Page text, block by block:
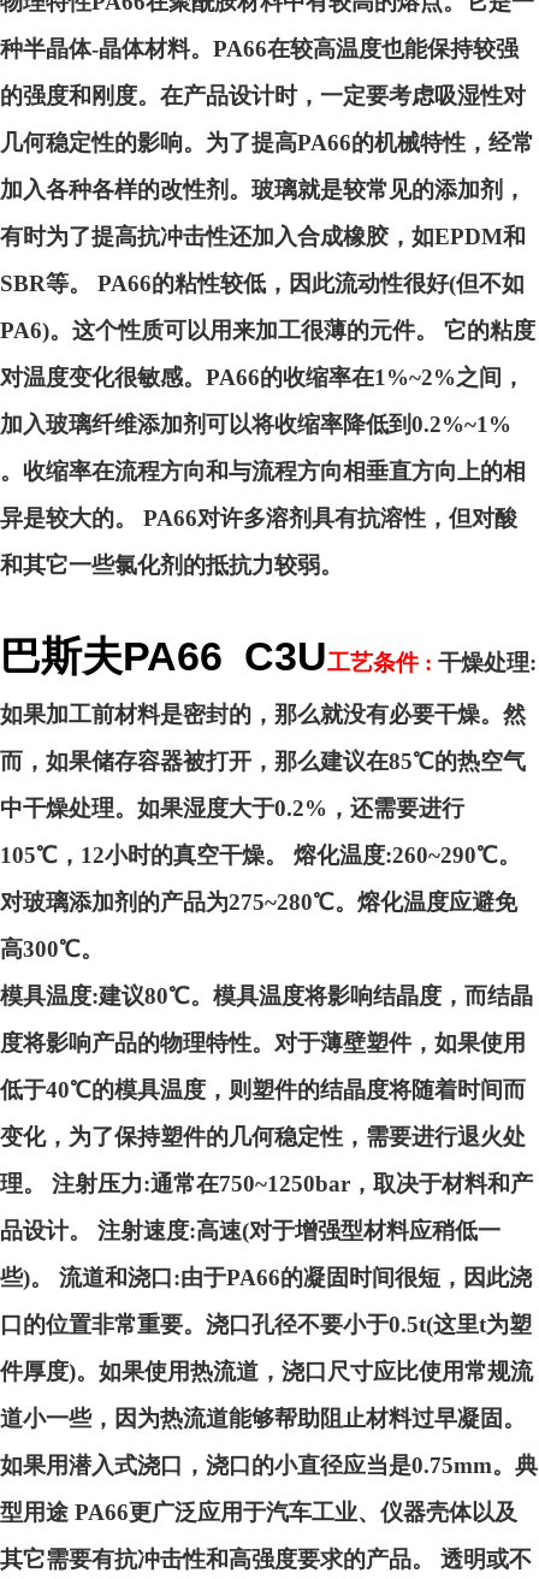
种半晶体-晶体材料。PA66在较高温度也能保持较强
的强度和刚度。在产品设计时，一定要考虑吸湿性对
几何稳定性的影响。为了提高PA66的机械特性，经常
加入各种各样的改性剂。玻璃就是较常见的添加剂，
有时为了提高抗冲击性还加入合成橡胶，如EPDM和
SBR等。 PA66的粘性较低，因此流动性很好(但不如
PA6)。这个性质可以用来加工很薄的元件。 它的粘度
对温度变化很敏感。PA66的收缩率在1%~2%之间，
加入玻璃纤维添加剂可以将收缩率降低到0.2%~1%
。收缩率在流程方向和与流程方向相垂直方向上的相
异是较大的。 PA66对许多溶剂具有抗溶性，但对酸
和其它一些氯化剂的抵抗力较弱。
巴斯夫PA66 C3U工艺条件 : 干燥处理:
如果加工前材料是密封的，那么就没有必要干燥。然
而，如果储存容器被打开，那么建议在85℃的热空气
中干燥处理。如果湿度大于0.2%，还需要进行
105℃，12小时的真空干燥。 熔化温度:260~290℃。
对玻璃添加剂的产品为275~280℃。熔化温度应避免
高300℃。
模具温度:建议80℃。模具温度将影响结晶度，而结晶
度将影响产品的物理特性。对于薄壁塑件，如果使用
低于40℃的模具温度，则塑件的结晶度将随着时间而
变化，为了保持塑件的几何稳定性，需要进行退火处
理。 注射压力:通常在750~1250bar，取决于材料和产
品设计。 注射速度:高速(对于增强型材料应稍低一
些)。 流道和浇口:由于PA66的凝固时间很短，因此浇
口的位置非常重要。浇口孔径不要小于0.5t(这里t为塑
件厚度)。如果使用热流道，浇口尺寸应比使用常规流
道小一些，因为热流道能够帮助阻止材料过早凝固。
如果用潜入式浇口，浇口的小直径应当是0.75mm。典
型用途 PA66更广泛应用于汽车工业、仪器壳体以及
其它需要有抗冲击性和高强度要求的产品。 透明或不